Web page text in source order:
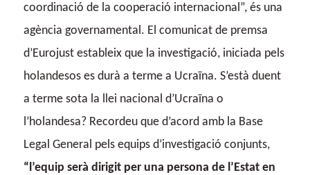
coordinació de la cooperació internacional”, és una
agència governamental. El comunicat de premsa
d’Eurojust estableix que la investigació, iniciada pels
holandesos es durà a terme a Ucraïna. S’està duent
a terme sota la llei nacional d’Ucraïna o
l’holandesa? Recordeu que d’acord amb la Base
Legal General pels equips d’investigació conjunts,
“l’equip serà dirigit per una persona de l’Estat en